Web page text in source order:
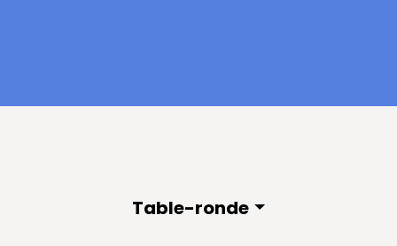
Table-ronde